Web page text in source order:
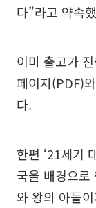
다”라고 약속
이미 출고가
페이지(PDF)
다.
한편 ‘21세기
국을 배경으로
와 왕의 아들